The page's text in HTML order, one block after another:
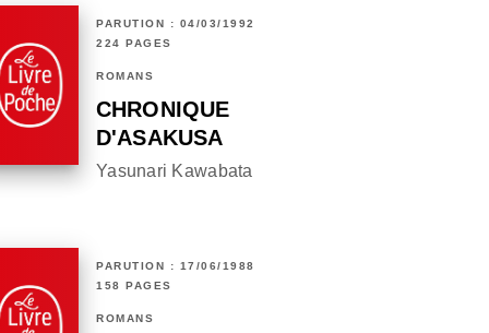
PARUTION : 04/03/1992
224 PAGES
ROMANS
CHRONIQUE
D'ASAKUSA
Yasunari Kawabata
PARUTION : 17/06/1988
158 PAGES
ROMANS